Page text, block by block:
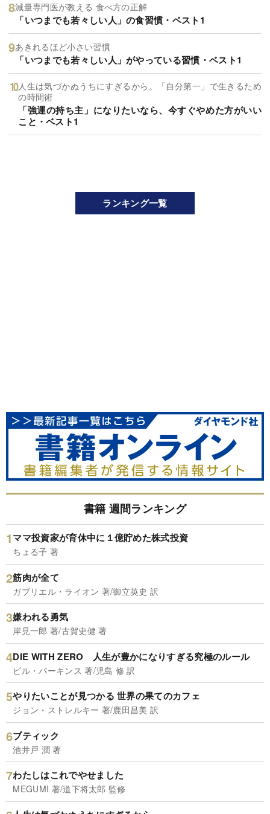
減量専門医が教える 食べ方の正解
「いつまでも若々しい人」の食習慣・ベスト1
あきれるほど小さい習慣
「いつまでも若々しい人」がやっている習慣・ベスト1
人生は気づかぬうちにすぎるから。「自分第一」で生きるため
の時間術
「強運の持ち主」になりたいなら、今すぐやめた方がいい
こと・ベスト1
ランキング一覧
書籍 週間ランキング
ママ投資家が育休中に１億貯めた株式投資
ちょる子 著
筋肉が全て
ガブリエル・ライオン 著/御立英史 訳
嫌われる勇気
岸見一郎 著/古賀史健 著
DIE WITH ZERO 人生が豊かになりすぎる究極のルール
ビル・パーキンス 著/児島 修 訳
やりたいことが見つかる 世界の果てのカフェ
ジョン・ストレルキー 著/鹿田昌美 訳
ブティック
池井戸 潤 著
わたしはこれでやせました
MEGUMI 著/道下将太郎 監修